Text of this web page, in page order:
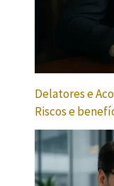
Delatores e
Riscos e